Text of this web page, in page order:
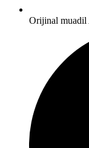
Orijinal